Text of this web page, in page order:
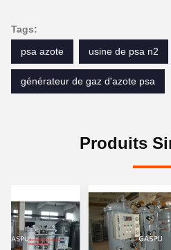
Tags:
psa azote
usine de psa n2
générateur de gaz d'azote psa
Produits